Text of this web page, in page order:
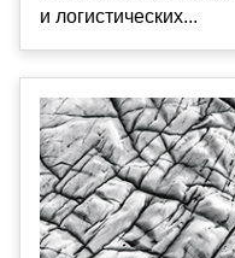
и логистических...